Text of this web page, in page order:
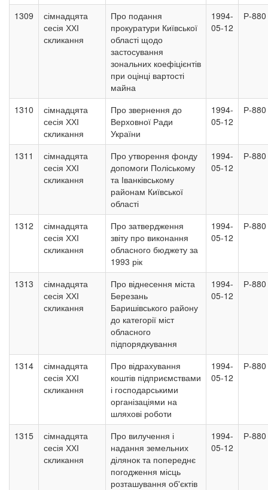
1309
сімнадцята
сесія ХХІ
скликання
Про подання
прокуратури Київської
області щодо
застосування
зональних коефіцієнтів
при оцінці вартості
майна
1994-
05-12
Р-880
1310
сімнадцята
сесія ХХІ
скликання
Про звернення до
Верховної Ради
України
1994-
05-12
Р-880
1311
сімнадцята
сесія ХХІ
скликання
Про утворення фонду
допомоги Поліському
та Іванківському
районам Київської
області
1994-
05-12
Р-880
1312
сімнадцята
сесія ХХІ
скликання
Про затвердження
звіту про виконання
обласного бюджету за
1993 рік
1994-
05-12
Р-880
1313
сімнадцята
сесія ХХІ
скликання
Про віднесення міста
Березань
Баришівського району
до категорії міст
обласного
підпорядкування
1994-
05-12
Р-880
1314
сімнадцята
сесія ХХІ
скликання
Про відрахування
коштів підприємствами
і господарськими
організаціями на
шляхові роботи
1994-
05-12
Р-880
1315
сімнадцята
сесія ХХІ
скликання
Про вилучення і
надання земельних
ділянок та попереднє
погодження місць
розташування об'єктів
1994-
05-12
Р-880